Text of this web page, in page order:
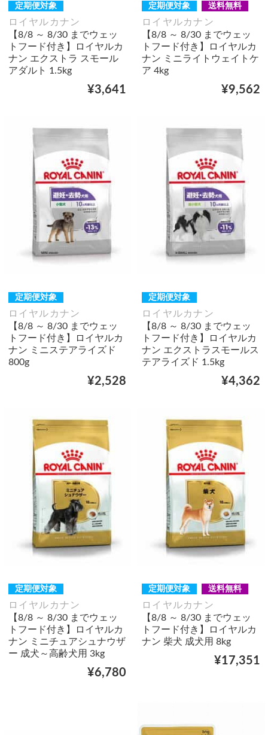
定期便対象
ロイヤルカナン
【8/8 ～ 8/30 までウェッ
トフード付き】ロイヤルカ
ナン エクストラ スモール
アダルト 1.5kg
¥3,641
定期便対象 送料無料
ロイヤルカナン
【8/8 ～ 8/30 までウェッ
トフード付き】ロイヤルカ
ナン ミニライトウェイトケ
ア 4kg
¥9,562
定期便対象
ロイヤルカナン
【8/8 ～ 8/30 までウェッ
トフード付き】ロイヤルカ
ナン ミニステアライズド
800g
¥2,528
定期便対象
ロイヤルカナン
【8/8 ～ 8/30 までウェッ
トフード付き】ロイヤルカ
ナン エクストラスモールス
テアライズド 1.5kg
¥4,362
定期便対象
ロイヤルカナン
【8/8 ～ 8/30 までウェッ
トフード付き】ロイヤルカ
ナン ミニチュアシュナウザ
ー 成犬～高齢犬用 3kg
¥6,780
定期便対象 送料無料
ロイヤルカナン
【8/8 ～ 8/30 までウェッ
トフード付き】ロイヤルカ
ナン 柴犬 成犬用 8kg
¥17,351